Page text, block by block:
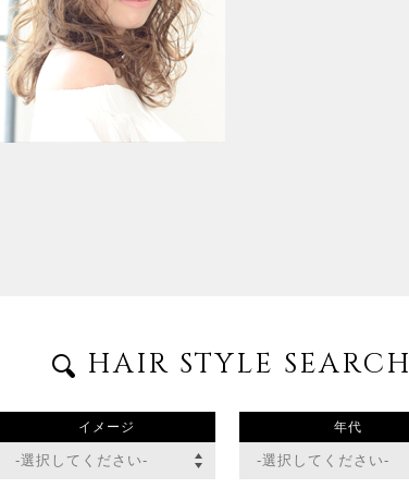
HAIR STYLE SEARCH
イメージ 年代